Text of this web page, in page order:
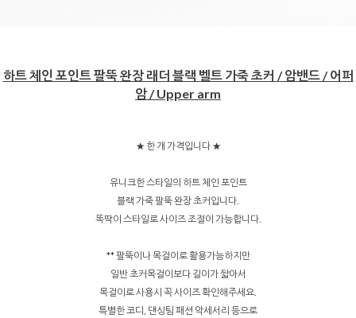
하트 체인 포인트 팔뚝 완장 래더 블랙 벨트 가죽 초커 / 암밴드 / 어퍼
암 / Upper arm
★ 한 개 가격입니다 ★
유니크한 스타일의 하트 체인 포인트
블랙 가죽 팔뚝 완장 초커입니다.
똑딱이 스타일로 사이즈 조절이 가능합니다.
** 팔뚝이나 목걸이로 활용가능하지만
일반 초커목걸이보다 길이가 짧아서
목걸이로 사용시 꼭 사이즈 확인해주세요.
특별한 코디, 댄싱팀 패션 악세서리 등으로